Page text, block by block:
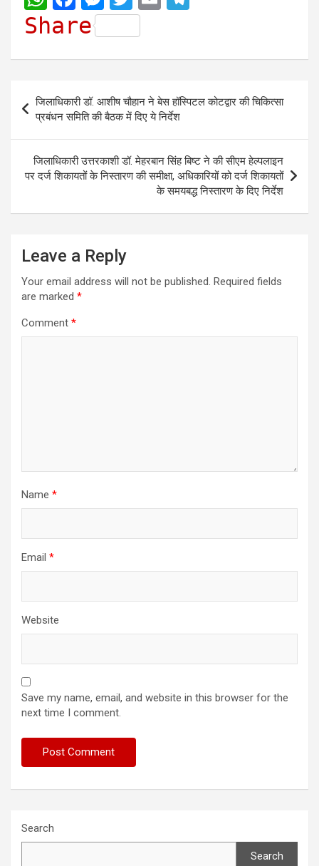
h
t
s
A
p
p
a
e
b
o
o
k
e
s
s
e
n
g
e
r
w
i
t
e
r
i e
r
a
m
Share
Post
navigation
जिलाधिकारी डॉ. आशीष चौहान ने बेस हॉस्पिटल कोटद्वार की चिकित्सा
प्रबंधन समिति की बैठक में दिए ये निर्देश
जिलाधिकारी उत्तरकाशी डॉ. मेहरबान सिंह बिष्ट ने की सीएम हेल्पलाइन
पर दर्ज शिकायतों के निस्तारण की समीक्षा, अधिकारियों को दर्ज शिकायतों
के समयबद्ध निस्तारण के दिए निर्देश
Leave a Reply
Your email address will not be published. Required fields
are marked *
Comment *
Name *
Email *
Website
Save my name, email, and website in this browser for the
next time I comment.
Search
Search